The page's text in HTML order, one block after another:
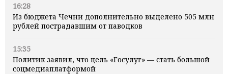
16:28
Из бюджета Чечни дополнительно выделено 505 млн
рублей пострадавшим от паводков
15:35
Политик заявил, что цель «Госулуг» — стать большой
соцмедиаплатформой